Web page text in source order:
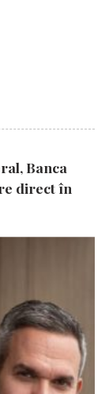
Banca
direct în